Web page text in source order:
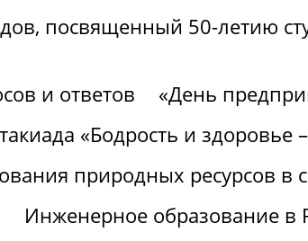
посвященный 50-летию
и ответов «День
«Бодрость и здоровье
природных ресурсов в
Инженерное образование в